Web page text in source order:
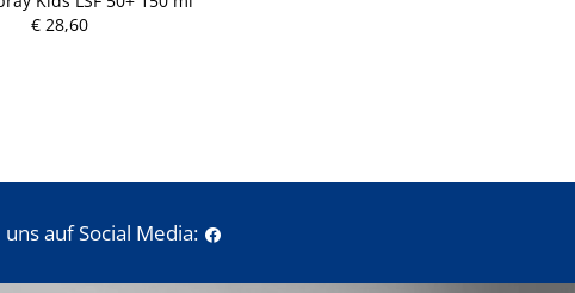
€ 28,60
auf Social Media: